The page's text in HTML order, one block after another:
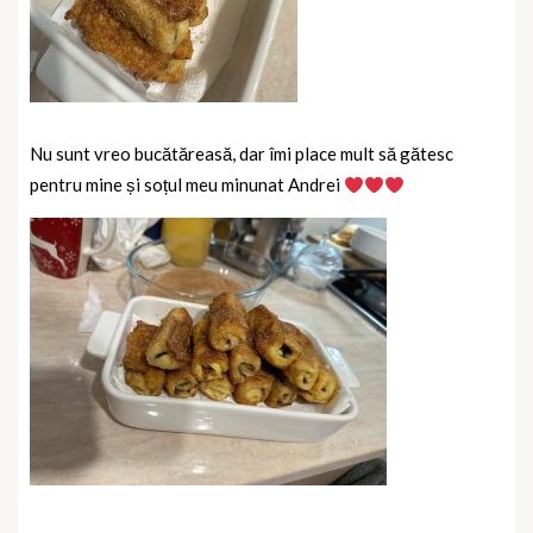
Nu sunt vreo bucătăreasă, dar îmi place mult să gătesc
pentru mine și soțul meu minunat Andrei